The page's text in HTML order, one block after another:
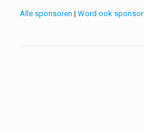
Alle sponsoren | Word ook sponsor